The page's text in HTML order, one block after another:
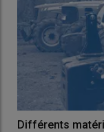
Différents